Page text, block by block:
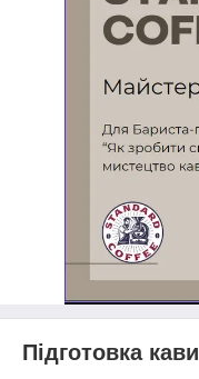
Підготовка кави